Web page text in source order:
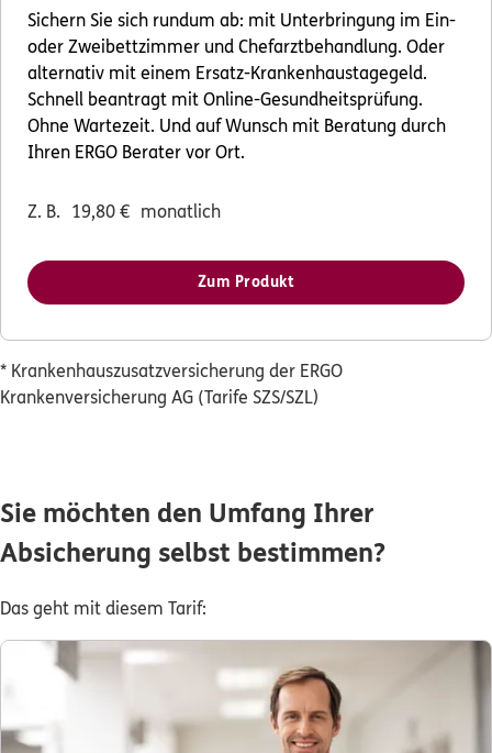
0800 / 3746 190
Mo–Sa 7–20 Uhr (gebührenfrei)
ERGO Berater finden
Kundenportal Log-in
Sichern Sie sich rundum ab: mit Unterbringung im Ein-
oder Zweibettzimmer und Chefarztbehandlung. Oder
alternativ mit einem Ersatz-Krankenhaustagegeld.
Schnell beantragt mit Online-Gesundheitsprüfung.
Ohne Wartezeit. Und auf Wunsch mit Beratung durch
Ihren ERGO Berater vor Ort.
Z. B. 19,80 € monatlich
Zum Produkt
* Krankenhauszusatzversicherung der ERGO
Krankenversicherung AG (Tarife SZS/SZL)
Sie möchten den Umfang Ihrer
Absicherung selbst bestimmen?
Das geht mit diesem Tarif: